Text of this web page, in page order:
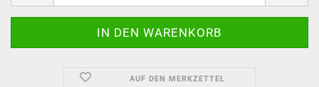
AUF DEN MERKZETTEL